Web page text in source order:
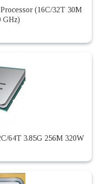
(16C/32T 30M
GHz)
64T 3.85G 256M 320W